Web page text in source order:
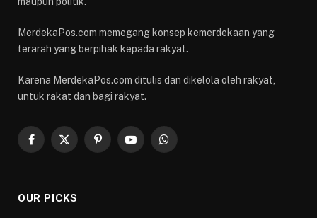
MerdekaPos.com memegang konsep kemerdekaan yang
terarah yang berpihak kepada rakyat.
Karena MerdekaPos.com ditulis dan dikelola oleh rakyat,
untuk rakat dan bagi rakyat.
Facebook
X
PinterestYouTubeWhatsApp
OUR PICKS